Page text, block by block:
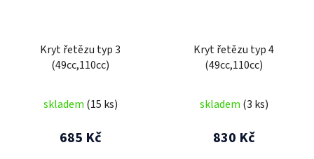
Kryt řetězu typ 3
(49cc,110cc)
skladem (15 ks)
685 Kč
Kryt řetězu typ 4
(49cc,110cc)
skladem (3 ks)
830 Kč